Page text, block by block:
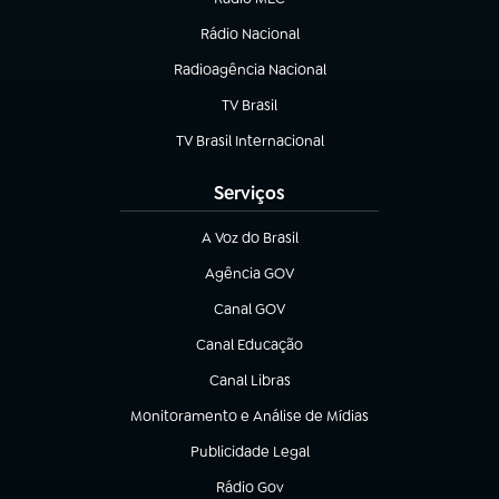
Rádio Nacional
(abre em nova aba)
Radioagência Nacional
(abre em nova aba)
TV Brasil
(abre em nova aba)
TV Brasil Internacional
(abre em nova aba)
Serviços
A Voz do Brasil
(abre em nova aba)
Agência GOV
(abre em nova aba)
Canal GOV
(abre em nova aba)
Canal Educação
(abre em nova aba)
Canal Libras
(abre em nova aba)
Monitoramento e Análise de Mídias
(abre em nova aba)
Publicidade Legal
(abre em nova aba)
Rádio Gov
(abre em nova aba)